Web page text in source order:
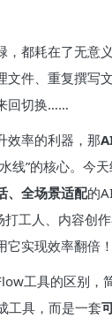
，都耗在了无意
文件、重复撰写
回切换……
效率的利器，那
线”的核心。今
、全场景适配的
打工人、内容创
实现效率翻倍！
工具的区别，
工具，而是一套